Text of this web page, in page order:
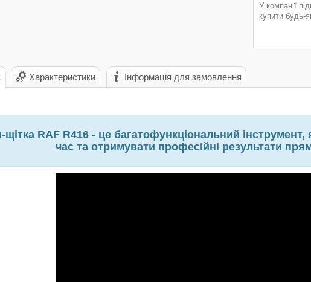
У компанії
купити будь-
Характеристики Інформація для замовлення
RAF R416 - це багатофункціональний
час та отримувати професійні результати